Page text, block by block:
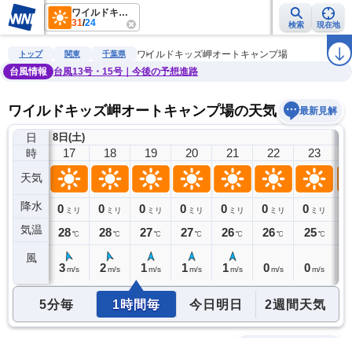
ワイルドキッズ岬オートキャンプ場
31/24 検索 現在地
雨雲レーダー 台風情報 地震情報 警報・注意報 2週間天気 ラ
トップ 関東 千葉県
ワイルドキッズ岬オートキャンプ場
台風情報
台風13号・15号｜今後の予想進路
ワイルドキッズ岬オートキャンプ場の天気予報最新見解
日
時
天気
降水
気温
風
8日(土)
16
0ミリ
29℃
17
0 ミリ
28℃
3 m/s
18
0 ミリ
28℃
2 m/s
19
0 ミリ
27℃
1 m/s
20
0 ミリ
27℃
1 m/s
21
0 ミリ
26℃
1 m/s
22
0 ミリ
26℃
0 m/s
23
0 ミリ
25 ℃
0m/s
5分毎 1時間毎 今日明日 2週間天気